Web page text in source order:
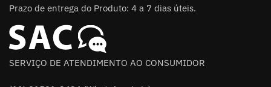
Prazo de entrega do Produto: 4 a 7 dias úteis.
SERVIÇO DE ATENDIMENTO AO CONSUMIDOR